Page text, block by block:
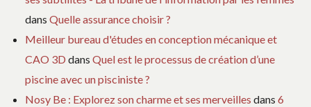
dans Quelle assurance choisir ?
Meilleur bureau d'études en conception mécanique et
CAO 3D dans Quel est le processus de création d’une
piscine avec un pisciniste ?
Nosy Be : Explorez son charme et ses merveilles dans 6